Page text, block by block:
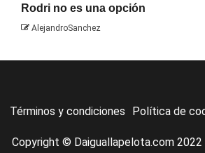
Rodri no es una opción
AlejandroSanchez
Términos y condiciones Política de
Copyright © Daiguallapelota.com 2022